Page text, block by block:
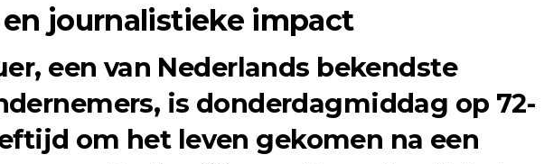
journalistieke impact
een van Nederlands bekendste
is donderdagmiddag op 72-
om het leven gekomen na een